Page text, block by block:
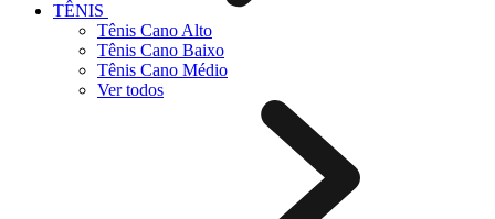
TÊNIS
Tênis Cano Alto
Tênis Cano Baixo
Tênis Cano Médio
Ver todos